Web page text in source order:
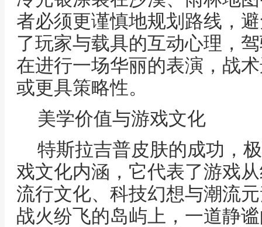
者必须更谨慎地规划路线，
了玩家与载具的互动心理，
在进行一场华丽的表演，战
或更具策略性。
美学价值与游戏文化
特斯拉吉普皮肤的成功，
戏文化内涵，它代表了游戏
流行文化、科技幻想与潮流
战火纷飞的岛屿上，一道静